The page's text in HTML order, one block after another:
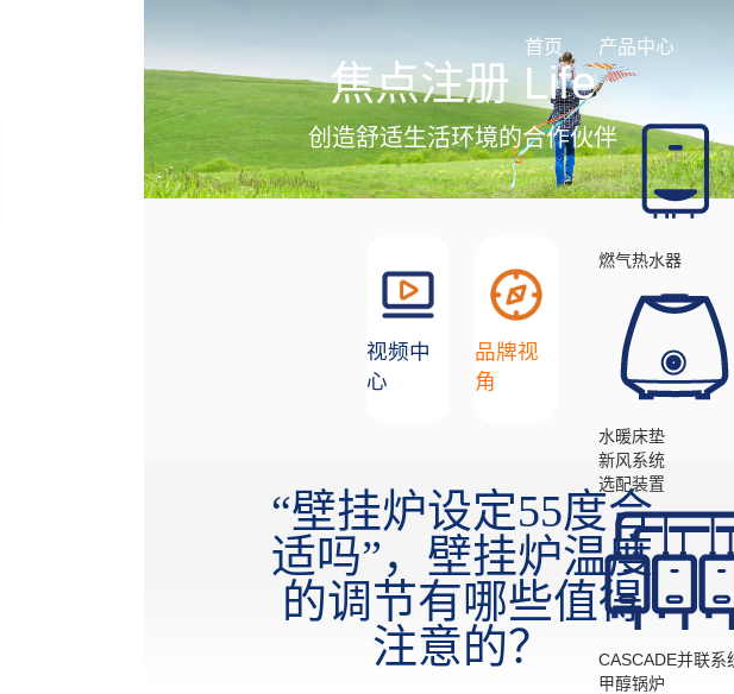
首页 产品中心
燃气热水器
水暖床垫
新风系统
选配装置
CASCADE并联系
甲醇锅炉
焦点注册 Life
创造舒适生活环境的合作伙伴
视频中
心
品牌视
角
“壁挂炉设定55度合
适吗”，壁挂炉温度
的调节有哪些值得
注意的？